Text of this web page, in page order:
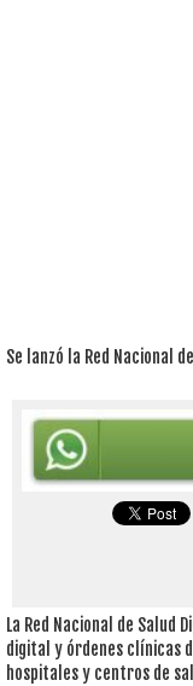
Se lanzó la Red Nacional
La Red Nacional de
digital y órdenes clínicas
hospitales y centros de